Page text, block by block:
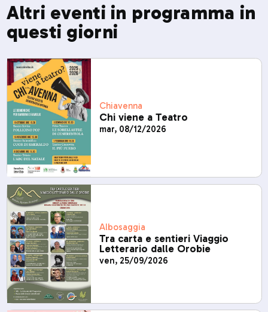
Altri eventi in programma in
questi giorni
Chiavenna
Chi viene a Teatro
mar, 08/12/2026
Albosaggia
Tra carta e sentieri Viaggio
Letterario dalle Orobie
ven, 25/09/2026